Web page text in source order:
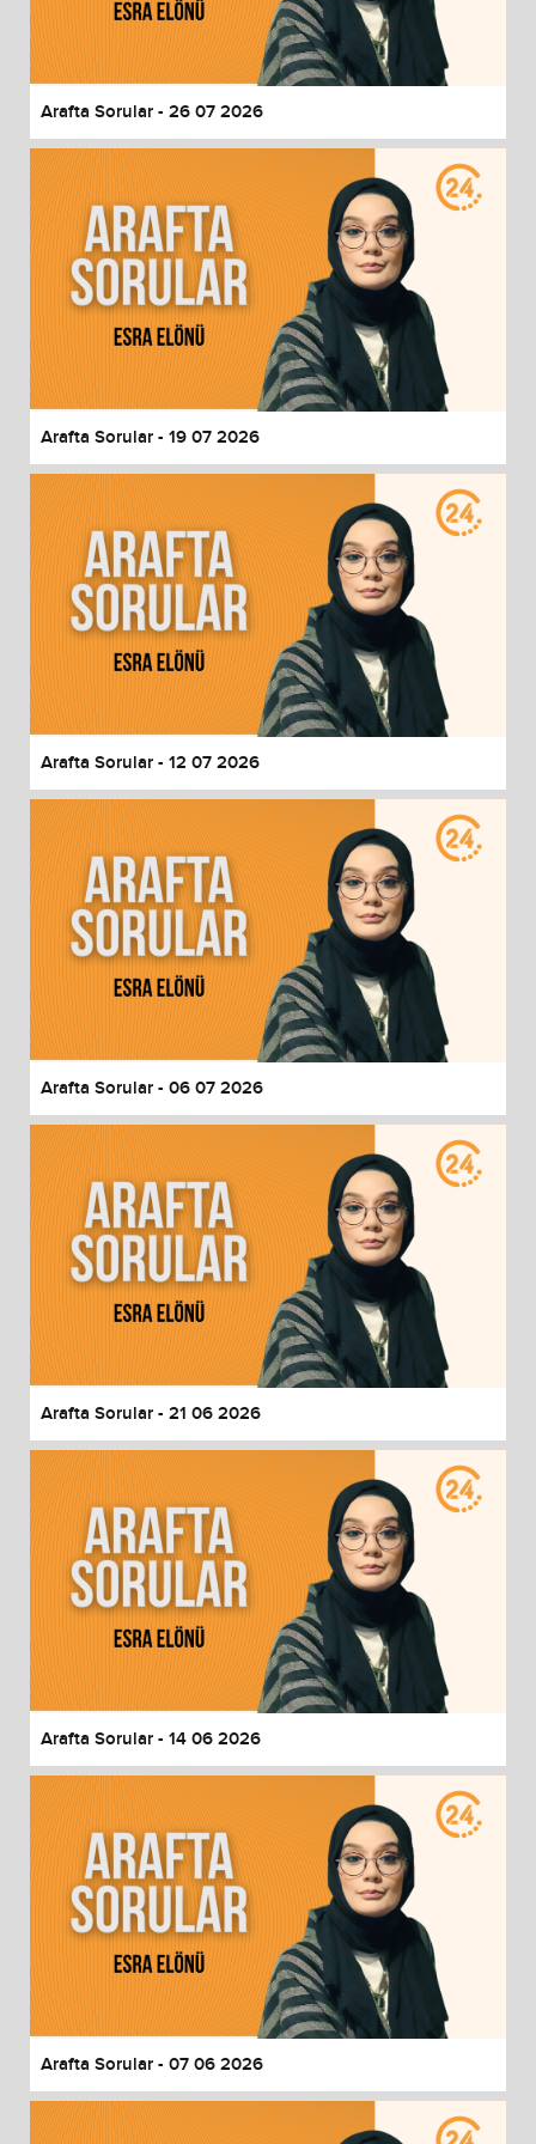
End of dialog window.
Arafta Sorular - 26 07 2026
Arafta Sorular - 19 07 2026
Arafta Sorular - 12 07 2026
Arafta Sorular - 06 07 2026
Arafta Sorular - 21 06 2026
Arafta Sorular - 14 06 2026
Arafta Sorular - 07 06 2026